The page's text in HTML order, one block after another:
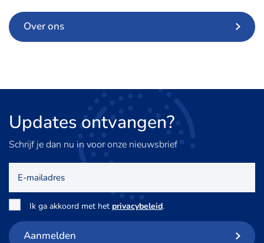
Over ons
Updates ontvangen?
Schrijf je dan nu in voor onze nieuwsbrief
mailadres
Toestemming
Ik ga akkoord met het privacybeleid.
Aanmelden